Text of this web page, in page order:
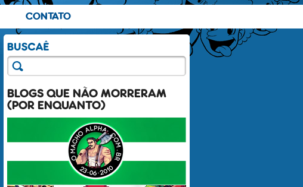
CONTATO
BLOGS QUE NÃO MORRERAM
(POR ENQUANTO)